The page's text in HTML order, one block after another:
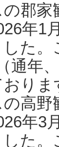
郡家
年1
た。
通年
おり
高野
年3
た。